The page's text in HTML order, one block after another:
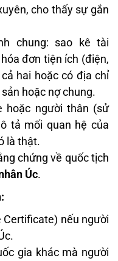
cho thấy sự gắn
chung: sao kê tài
đơn tiện ích (điện,
hai hoặc có địa chỉ
hoặc nợ chung.
hoặc người thân (sử
tả mối quan hệ của
là thật.
chứng về quốc tịch
Úc.
nếu người
gia khác mà người